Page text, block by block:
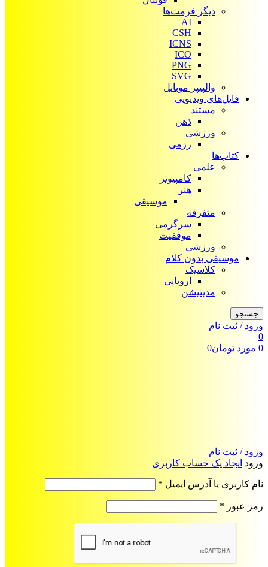
دیگر فرمت‌ها
AI
CSH
ICNS
ICO
PNG
SVG
والپیپر موبایل
فایل‌های ویدیویی
مستند
ذهن
ورزشی
رزمی
کتاب‌ها
علمی
کامپیوتر
هنر
موسیقی
متفرقه
سرگرمی
موفقیت
ورزشی
موسیقی بدون کلام
کلاسیک
اروپایی
مدیتیشن
جستجو
ورود / ثبت نام
0
0 مورد تومان0
ورود / ثبت نام
ورود ایجاد یک حساب کاربری
نام کاربری یا آدرس ایمیل *
رمز عبور *